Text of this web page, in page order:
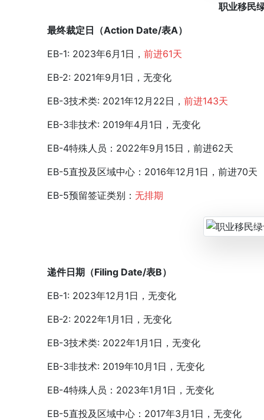
职业移民
最终裁定日（Action Date/表A）
EB-1: 2023年6月1日， 前进61天
EB-2: 2021年9月1日，无变化
EB-3技术类: 2021年12月22日， 前进143天
EB-3非技术: 2019年4月1日，无变化
EB-4特殊人员：2022年9月15日，前进62天
EB-5直投及区域中心：2016年12月1日，前进70天
EB-5预留签证类别： 无排期
递件日期（Filing Date/表B）
EB-1: 2023年12月1日，无变化
EB-2: 2022年1月1日，无变化
EB-3技术类: 2022年1月1日，无变化
EB-3非技术: 2019年10月1日，无变化
EB-4特殊人员：2023年1月1日，无变化
EB-5直投及区域中心：2017年3月1日，无变化